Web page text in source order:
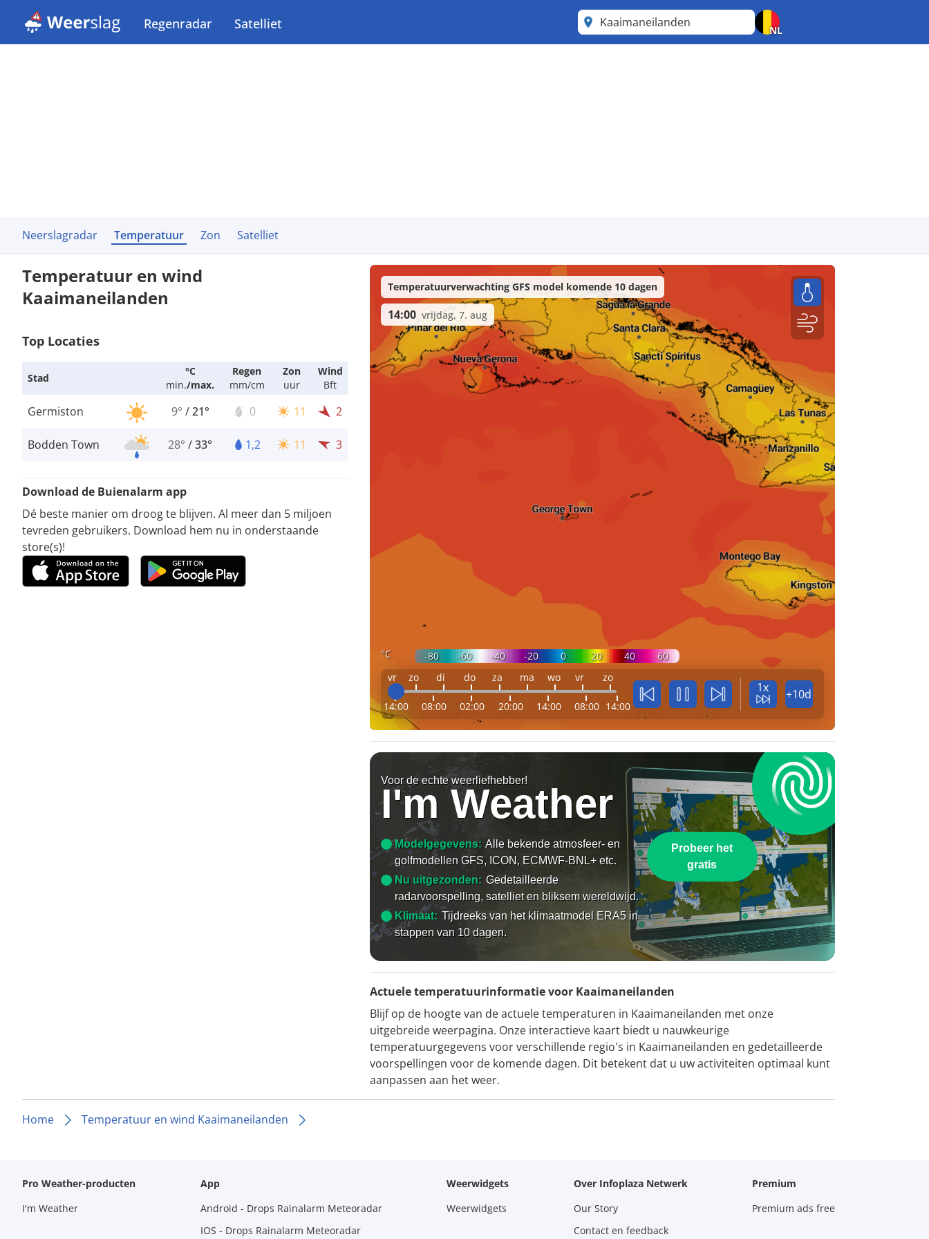
Regenradar Satelliet Kaaimaneilanden
NL
Neerslagradar Temperatuur Zon Satelliet
Temperatuur en wind
Kaaimaneilanden
Top Locaties
Stad
°C
min./max.
Regen
mm/cm
Zon
uur
Wind
Bft
Germiston 9° /21° 0 11 2
Bodden Town 28° /33° 1,2 11 3
Download de Buienalarm app
Dé beste manier om droog te blijven. Al meer dan 5 miljoen
tevreden gebruikers. Download hem nu in onderstaande
store(s)!
°C -80 -60 -40 -20 0 20 40
60
vr
zo di do za ma wo vr zo
14:00 08:00 02:00 20:00 14:00 08:00 14:00
1x +10d
Temperatuurverwachting GFS model komende 10 dagen
14:00 vrijdag, 7. aug
Voor de echte weerliefhebber!
I'm Weather
Modelgegevens: Alle bekende atmosfeer- en
golfmodellen GFS, ICON, ECMWF-BNL+ etc.
Nu uitgezonden: Gedetailleerde
radarvoorspelling, satelliet en bliksem wereldwijd.
Klimaat: Tijdreeks van het klimaatmodel ERA5 in
stappen van 10 dagen.
Probeer het
gratis
Actuele temperatuurinformatie voor Kaaimaneilanden
Blijf op de hoogte van de actuele temperaturen in Kaaimaneilanden met onze
uitgebreide weerpagina. Onze interactieve kaart biedt u nauwkeurige
temperatuurgegevens voor verschillende regio's in Kaaimaneilanden en gedetailleerde
voorspellingen voor de komende dagen. Dit betekent dat u uw activiteiten optimaal kunt
aanpassen aan het weer.
Home Temperatuur en wind Kaaimaneilanden
Pro Weather-producten
I'm Weather
App
Android - Drops Rainalarm Meteoradar
IOS - Drops Rainalarm Meteoradar
Weerwidgets
Weerwidgets
Over Infoplaza Netwerk
Our Story
Contact en feedback
Premium
Premium ads free